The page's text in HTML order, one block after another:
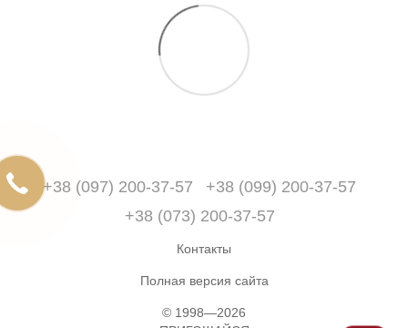
+38 (097) 200-37-57
+38 (099) 200-37-57
+38 (073) 200-37-57
Контакты
Полная версия сайта
© 1998—2026